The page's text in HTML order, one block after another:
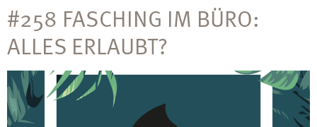
#258 FASCHING IM BÜRO:
ALLES ERLAUBT?